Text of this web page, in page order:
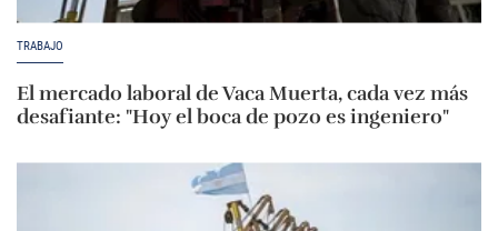
TRABAJO
El mercado laboral de Vaca Muerta, cada vez más
desafiante: "Hoy el boca de pozo es ingeniero"